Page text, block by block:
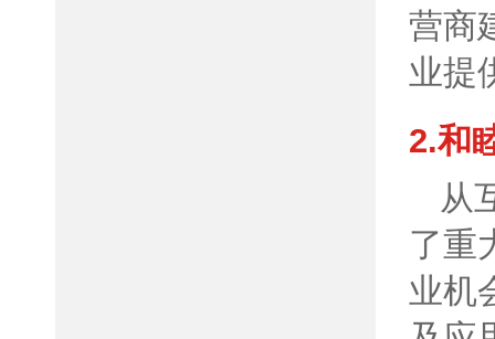
营商
业提
2.和
从
了重
业机